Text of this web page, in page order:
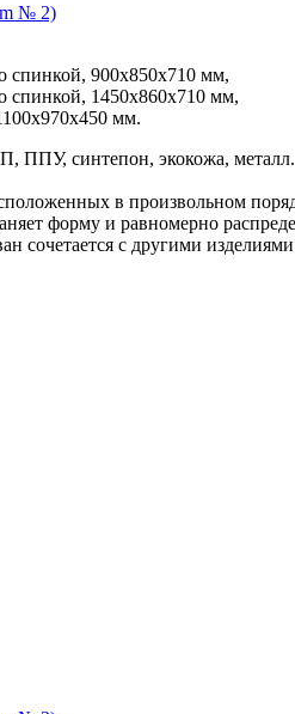
№ 2)
спинкой, 900х850х710 мм,
спинкой, 1450х860х710 мм,
мм.
ППУ, синтепон, экокожа, металл.
в произвольном
форму и равномерно
сочетается с другими